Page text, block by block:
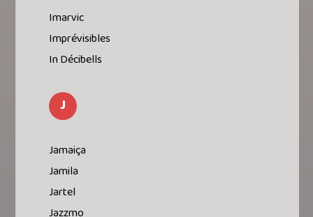
Imarvic
Imprévisibles
In Décibells
J
Jamaiça
Jamila
Jartel